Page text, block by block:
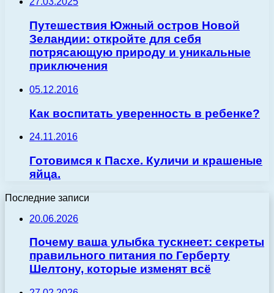
Путешествия Южный остров Новой
Зеландии: откройте для себя
потрясающую природу и уникальные
приключения
05.12.2016
Как воспитать уверенность в ребенке?
24.11.2016
Готовимся к Пасхе. Куличи и крашеные
яйца.
Последние записи
20.06.2026
Почему ваша улыбка тускнеет: секреты
правильного питания по Герберту
Шелтону, которые изменят всё